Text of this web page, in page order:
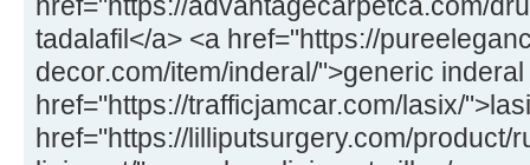
tadalafil</a> <a href="https://
decor.com/item/inderal/">generic
href="https://trafficjamcar.com/lasix/
href="https://lilliputsurgery.com/product/